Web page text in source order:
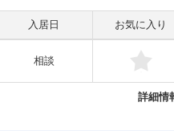
入居日 お気に入り
相談
詳細情